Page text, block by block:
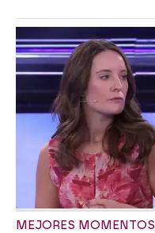
MEJORES MOMENTOS